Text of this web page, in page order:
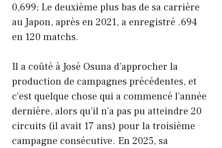
0,699; Le deuxième plus bas de sa carrière
au Japon, après en 2021, a enregistré .694
en 120 matchs.
Il a coûté à José Osuna d’approcher la
production de campagnes précédentes, et
c’est quelque chose qui a commencé l’année
dernière, alors qu’il n’a pas pu atteindre 20
circuits (il avait 17 ans) pour la troisième
campagne consécutive. En 2025, sa